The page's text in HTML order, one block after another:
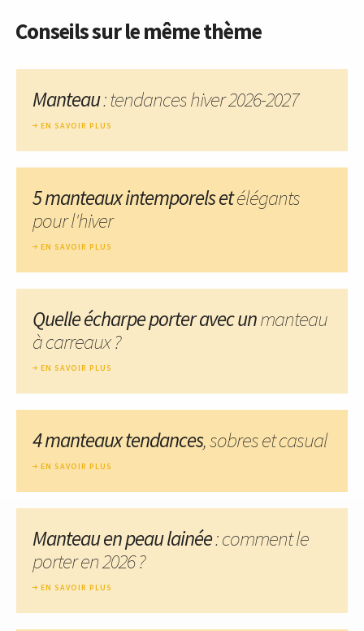
Conseils sur le même thème
Manteau: tendances hiver 2026-2027
EN SAVOIR PLUS
5 manteaux intemporels etélégants
pour l'hiver
EN SAVOIR PLUS
Quelle écharpe porter avec unmanteau
à carreaux ?
EN SAVOIR PLUS
4 manteaux tendances, sobres et casual
EN SAVOIR PLUS
Manteau en peau lainée: comment le
porter en 2026 ?
EN SAVOIR PLUS